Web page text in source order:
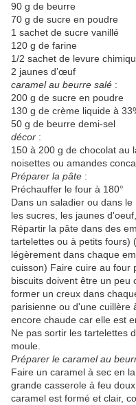
90 g de beurre
70 g de sucre en poudre
1 sachet de sucre vanillé
120 g de farine
1/2 sachet de levure
2 jaunes d’œuf
caramel au beurre salé :
200 g de sucre en poudre
130 g de crème liquide à
50 g de beurre demi-sel
décor :
150 à 200 g de chocolat au
noisettes ou amandes
Préparer la pâte :
Préchauffer le four à 180°
Dans un saladier ou dans
les sucres, les jaunes
Répartir la pâte dans des
tartelettes ou à petits fours)
légèrement dans chaque
cuisson) Faire cuire au four
biscuits doivent être un peu
former un creux dans
parisienne ou d'une cuillère
encore chaude car elle est
Ne pas sortir les tartelettes
moule.
Préparer le caramel au
Faire un caramel à sec en
grande casserole à feu
caramel est formé et clair,